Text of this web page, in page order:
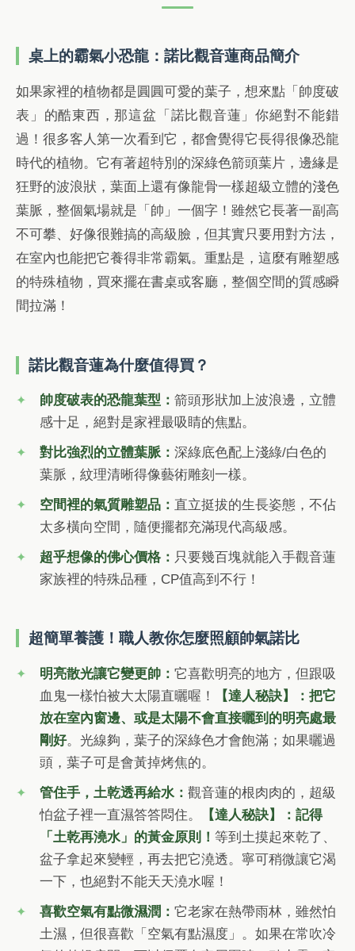
桌上的霸氣小恐龍：諾比觀音蓮商品簡介
如果家裡的植物都是圓圓可愛的葉子，想來點「帥度破
表」的酷東西，那這盆「諾比觀音蓮」你絕對不能錯
過！很多客人第一次看到它，都會覺得它長得很像恐龍
時代的植物。它有著超特別的深綠色箭頭葉片，邊緣是
狂野的波浪狀，葉面上還有像龍骨一樣超級立體的淺色
葉脈，整個氣場就是「帥」一個字！雖然它長著一副高
不可攀、好像很難搞的高級臉，但其實只要用對方法，
在室內也能把它養得非常霸氣。重點是，這麼有雕塑感
的特殊植物，買來擺在書桌或客廳，整個空間的質感瞬
間拉滿！
諾比觀音蓮為什麼值得買？
帥度破表的恐龍葉型：箭頭形狀加上波浪邊，立體
感十足，絕對是家裡最吸睛的焦點。
對比強烈的立體葉脈：深綠底色配上淺綠/白色的
葉脈，紋理清晰得像藝術雕刻一樣。
空間裡的氣質雕塑品： 直立挺拔的生長姿態，不佔
太多橫向空間，隨便擺都充滿現代高級感。
超乎想像的佛心價格： 只要幾百塊就能入手觀音蓮
家族裡的特殊品種，CP值高到不行！
超簡單養護！職人教你怎麼照顧帥氣諾比
明亮散光讓它變更帥：它喜歡明亮的地方，但跟吸
血鬼一樣怕被大太陽直曬喔！
【達人秘訣】：把它
放在室內窗邊、或是太陽不會直接曬到的明亮處最
剛好。光線夠，葉子的深綠色才會飽滿；如果曬過
頭，葉子可是會黃掉烤焦的。
管住手，土乾透再給水：觀音蓮的根肉肉的，超級
怕盆子裡一直濕答答悶住。
【達人秘訣】：記得
「土乾再澆水」的黃金原則！等到土摸起來乾了、
盆子拿起來變輕，再去把它澆透。寧可稍微讓它渴
一下，也絕對不能天天澆水喔！
喜歡空氣有點微濕潤：它老家在熱帶雨林，雖然怕
土濕，但很喜歡「空氣有點濕度」。如果在常吹冷